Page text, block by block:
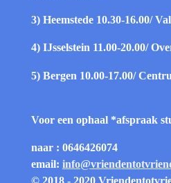
3) Heemstede 10.30-16.00/
4) IJsselstein 11.00-20.00/
5) Bergen 10.00-17.00/
Voor een ophaal *afspraak
naar : 0646426074
email: